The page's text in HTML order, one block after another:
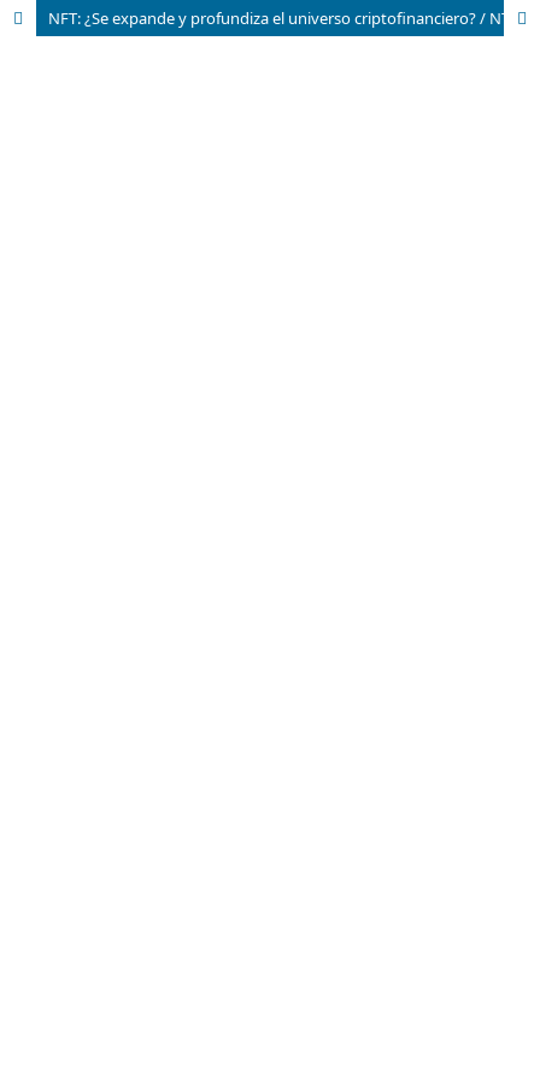
NFT: ¿Se expande y profundiza el universo criptofinanciero? / NTF: Is the crypto-financial universe expanding and deepening?